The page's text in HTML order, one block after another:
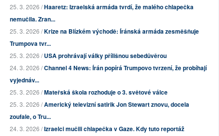
25. 3. 2026 /Haaretz: Izraelská armáda tvrdí, že malého chlapečka
nemučila. Zran...
25. 3. 2026 /Krize na Blízkém východě: Íránská armáda zesměšňuje
Trumpova tvr...
25. 3. 2026 /USA prohrávají války přílišnou sebedůvěrou
24. 3. 2026 /Channel 4 News: Írán popírá Trumpovo tvrzení, že probíhají
vyjednáv...
25. 3. 2026 /Mateřská škola rozhoduje o 3. světové válce
25. 3. 2026 /Americký televizní satirik Jon Stewart znovu, docela
zoufale, o Tru...
24. 3. 2026 /Izraelci mučili chlapečka v Gaze. Kdy tuto reportáž